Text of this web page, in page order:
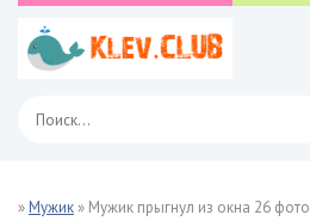
»Мужик » Мужик прыгнул из окна 26 фото